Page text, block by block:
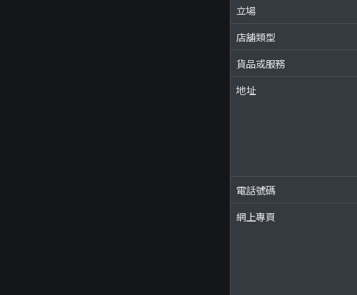
立場
店舖類型
貨品或服務
地址
電話號碼
網上專頁